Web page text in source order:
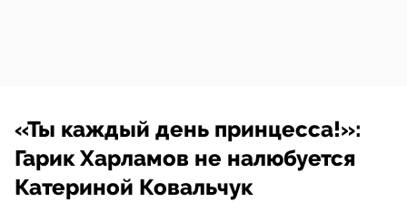
«Ты каждый день принцесса!»:
Гарик Харламов не налюбуется
Катериной Ковальчук